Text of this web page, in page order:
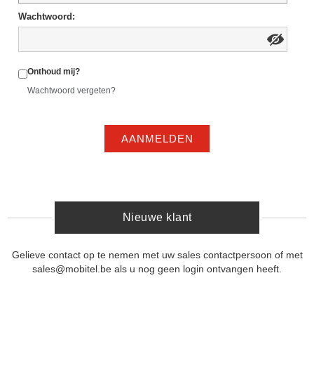
Wachtwoord:
Onthoud mij?
Wachtwoord vergeten?
AANMELDEN
Nieuwe klant
Gelieve contact op te nemen met uw sales contactpersoon of met
sales@mobitel.be als u nog geen login ontvangen heeft.